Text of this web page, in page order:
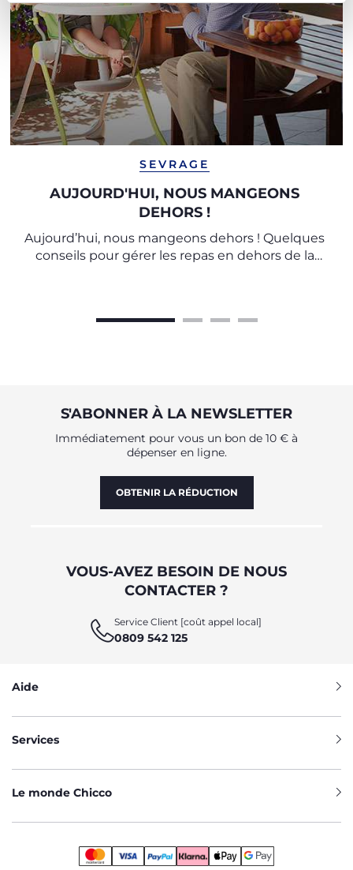
SEVRAGE
AUJOURD'HUI, NOUS MANGEONS
DEHORS !
Aujourd’hui, nous mangeons dehors ! Quelques
conseils pour gérer les repas en dehors de la
S'ABONNER À LA NEWSLETTER
Immédiatement pour vous un bon de 10 € à
dépenser en ligne.
OBTENIR LA RÉDUCTION
VOUS-AVEZ BESOIN DE NOUS
CONTACTER ?
Service Client [coût appel local]
0809 542 125
Aide
Services
Le monde Chicco